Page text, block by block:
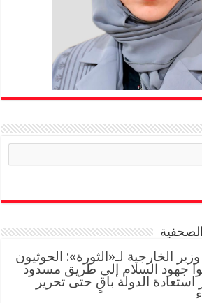
الخارجية لـ«الثورة»: الحوثيون
جهود السلام إلى طريق مسدود
استعادة الدولة باقٍ حتى تحرير